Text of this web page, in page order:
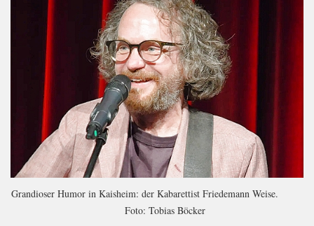
Grandioser Humor in Kaisheim: der Kabarettist Friedemann Weise.
Foto: Tobias Böcker